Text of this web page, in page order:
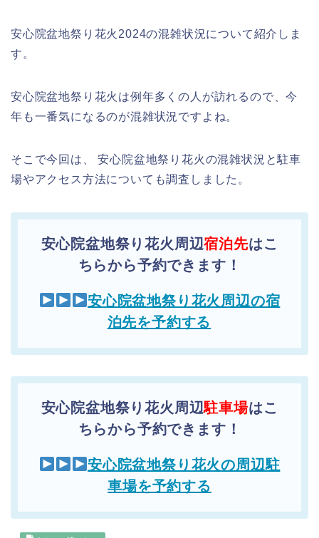
安心院盆地祭り花火2024の混雑状況について紹介しま
す。
安心院盆地祭り花火は例年多くの人が訪れるので、今
年も一番気になるのが混雑状況ですよね。
そこで今回は、 安心院盆地祭り花火の混雑状況と駐車
場やアクセス方法についても調査しました。
安心院盆地祭り花火周辺宿泊先はこ
ちらから予約できます！
安心院盆地祭り花火周辺の宿
泊先を予約する
安心院盆地祭り花火周辺駐車場はこ
ちらから予約できます！
安心院盆地祭り花火の周辺駐
車場を予約する